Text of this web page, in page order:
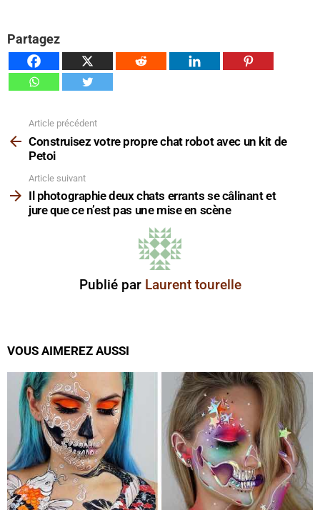
Partagez
plus
Article précédent
Construisez votre propre chat robot avec un kit de
Petoi
Article suivant
Il photographie deux chats errants se câlinant et
jure que ce n’est pas une mise en scène
Publié par Laurent tourelle
VOUS AIMEREZ AUSSI